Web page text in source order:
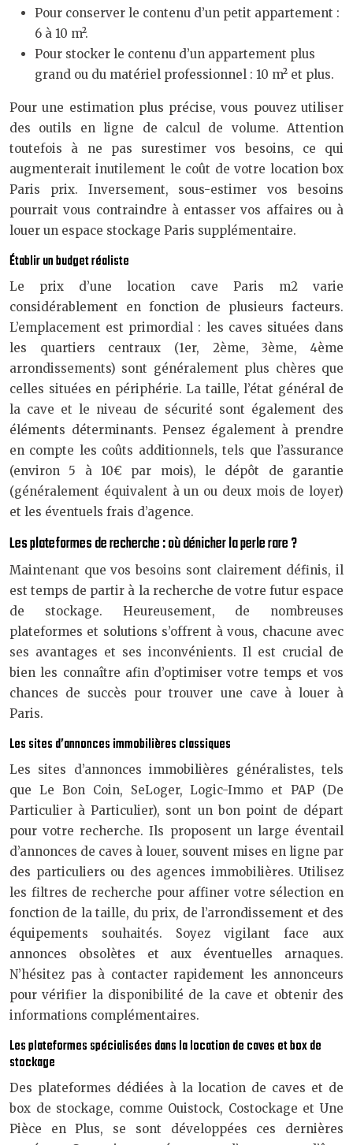
Pour conserver le contenu d’un petit appartement :
6 à 10 m².
Pour stocker le contenu d’un appartement plus
grand ou du matériel professionnel : 10 m² et plus.
Pour une estimation plus précise, vous pouvez utiliser
des outils en ligne de calcul de volume. Attention
toutefois à ne pas surestimer vos besoins, ce qui
augmenterait inutilement le coût de votre location box
Paris prix. Inversement, sous-estimer vos besoins
pourrait vous contraindre à entasser vos affaires ou à
louer un espace stockage Paris supplémentaire.
Établir un budget réaliste
Le prix d’une location cave Paris m2 varie
considérablement en fonction de plusieurs facteurs.
L’emplacement est primordial : les caves situées dans
les quartiers centraux (1er, 2ème, 3ème, 4ème
arrondissements) sont généralement plus chères que
celles situées en périphérie. La taille, l’état général de
la cave et le niveau de sécurité sont également des
éléments déterminants. Pensez également à prendre
en compte les coûts additionnels, tels que l’assurance
(environ 5 à 10€ par mois), le dépôt de garantie
(généralement équivalent à un ou deux mois de loyer)
et les éventuels frais d’agence.
Les plateformes de recherche : où dénicher la perle rare ?
Maintenant que vos besoins sont clairement définis, il
est temps de partir à la recherche de votre futur espace
de stockage. Heureusement, de nombreuses
plateformes et solutions s’offrent à vous, chacune avec
ses avantages et ses inconvénients. Il est crucial de
bien les connaître afin d’optimiser votre temps et vos
chances de succès pour trouver une cave à louer à
Paris.
Les sites d’annonces immobilières classiques
Les sites d’annonces immobilières généralistes, tels
que Le Bon Coin, SeLoger, Logic-Immo et PAP (De
Particulier à Particulier), sont un bon point de départ
pour votre recherche. Ils proposent un large éventail
d’annonces de caves à louer, souvent mises en ligne par
des particuliers ou des agences immobilières. Utilisez
les filtres de recherche pour affiner votre sélection en
fonction de la taille, du prix, de l’arrondissement et des
équipements souhaités. Soyez vigilant face aux
annonces obsolètes et aux éventuelles arnaques.
N’hésitez pas à contacter rapidement les annonceurs
pour vérifier la disponibilité de la cave et obtenir des
informations complémentaires.
Les plateformes spécialisées dans la location de caves et box de
stockage
Des plateformes dédiées à la location de caves et de
box de stockage, comme Ouistock, Costockage et Une
Pièce en Plus, se sont développées ces dernières